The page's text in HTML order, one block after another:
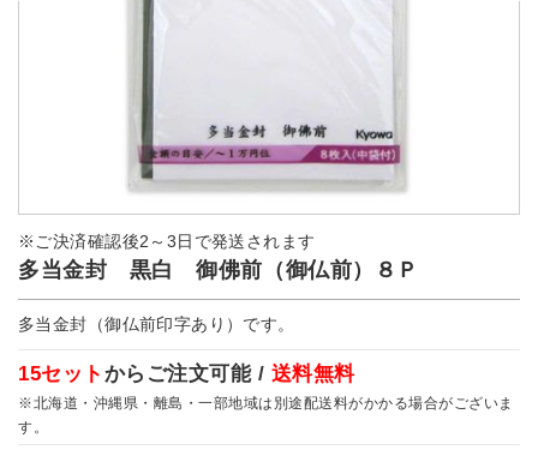
※ご決済確認後2～3日で発送されます
多当金封 黒白 御佛前（御仏前）８Ｐ
多当金封（御仏前印字あり）です。
15セット からご注文可能 / 送料無料
※北海道・沖縄県・離島・一部地域は別途配送料がかかる場合がございま
す。